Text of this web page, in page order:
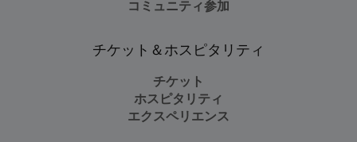
コミュニティ参加
チケット＆ホスピタリティ
チケット
ホスピタリティ
エクスペリエンス